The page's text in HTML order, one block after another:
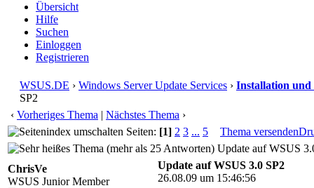
Übersicht
Hilfe
Suchen
Einloggen
Registrieren
WSUS.DE › Windows Server Update Services › Installation
SP2
‹ Vorheriges Thema | Nächstes Thema ›
Seiten: [1] 2 3 ... 5 Thema versenden
Update auf WSUS
ChrisVe
WSUS Junior Member
Update auf WSUS 3.0 SP2
26.08.09 um 15:46:56